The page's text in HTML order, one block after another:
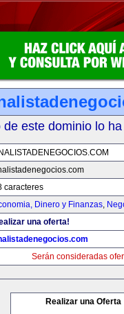
de este dominio lo
caracteres
Dinero y Finanzas,
una oferta!
Serán consideradas
Realizar una Oferta